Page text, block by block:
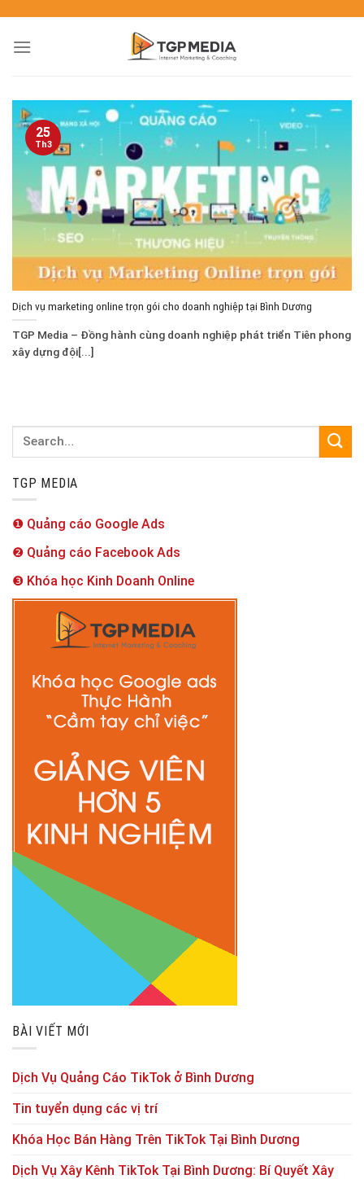
Dịch vụ marketing online trọn gói cho doanh nghiệp tại Bình Dương
TGP Media – Đồng hành cùng doanh nghiệp phát triển Tiên phong
xây dựng đội[...]
25
Th3
TGP MEDIA
❶ Quảng cáo Google Ads
❷ Quảng cáo Facebook Ads
❸ Khóa học Kinh Doanh Online
BÀI VIẾT MỚI
Dịch Vụ Quảng Cáo TikTok ở Bình Dương
Tin tuyển dụng các vị trí
Khóa Học Bán Hàng Trên TikTok Tại Bình Dương
Dịch Vụ Xây Kênh TikTok Tại Bình Dương: Bí Quyết Xây